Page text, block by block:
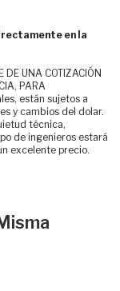
en la
DE UNA COTIZACIÓN
PARA
están sujetos a
y cambios del dolar.
técnica,
de ingenieros estará
excelente precio.